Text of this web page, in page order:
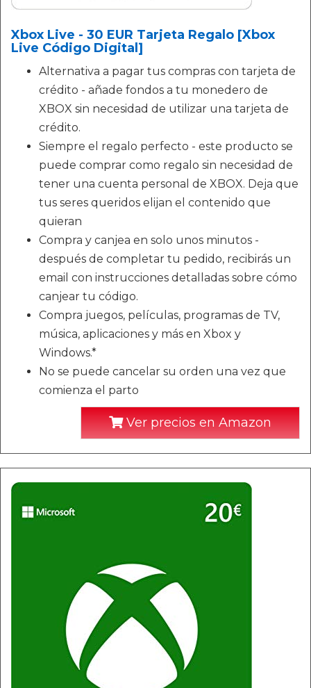
Xbox Live - 30 EUR Tarjeta Regalo [Xbox
Live Código Digital]
Alternativa a pagar tus compras con tarjeta de
crédito - añade fondos a tu monedero de
XBOX sin necesidad de utilizar una tarjeta de
crédito.
Siempre el regalo perfecto - este producto se
puede comprar como regalo sin necesidad de
tener una cuenta personal de XBOX. Deja que
tus seres queridos elijan el contenido que
quieran
Compra y canjea en solo unos minutos -
después de completar tu pedido, recibirás un
email con instrucciones detalladas sobre cómo
canjear tu código.
Compra juegos, películas, programas de TV,
música, aplicaciones y más en Xbox y
Windows.*
No se puede cancelar su orden una vez que
comienza el parto
Ver precios en Amazon